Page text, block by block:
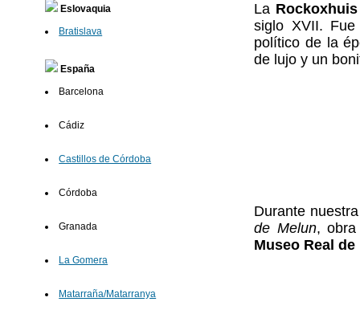
Eslovaquia
Bratislava
España
Barcelona
Cádiz
Castillos de Córdoba
Córdoba
Granada
La Gomera
Matarraña/Matarranya
La Rockoxhuis
siglo XVII.
político de la
de lujo y un
Durante
de Melun, obra
Museo Real